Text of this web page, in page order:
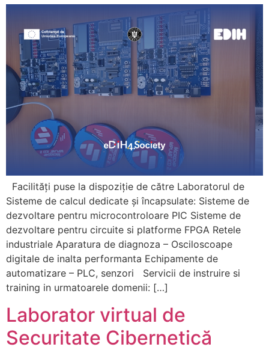
Facilități puse la dispoziție de către Laboratorul de
Sisteme de calcul dedicate și încapsulate: Sisteme de
dezvoltare pentru microcontroloare PIC Sisteme de
dezvoltare pentru circuite si platforme FPGA Retele
industriale Aparatura de diagnoza – Osciloscoape
digitale de inalta performanta Echipamente de
automatizare – PLC, senzori Servicii de instruire si
training in urmatoarele domenii: […]
Laborator virtual de
Securitate Cibernetică